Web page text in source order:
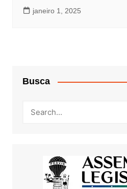
janeiro 1, 2025
Busca